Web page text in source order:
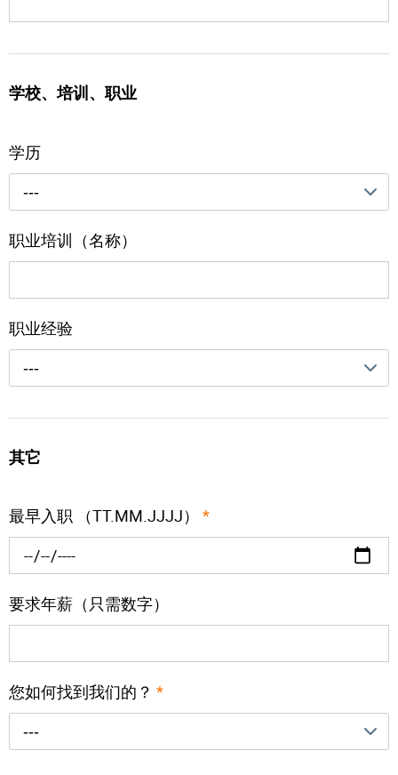
学校、培训、职业
学历
---
职业培训（名称）
职业经验
---
其它
最早入职 （TT.MM.JJJJ） *
要求年薪（只需数字）
您如何找到我们的？ *
---